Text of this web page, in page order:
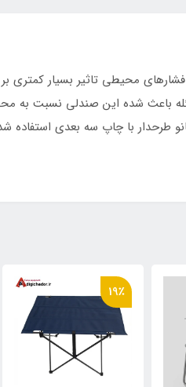
محیطی تاثیر بسیار کمتری
باعث شده این صندلی نسبت به
طرحدار با چاپ سه بعدی استفاده
19٪